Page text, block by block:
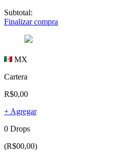
Subtotal:
Finalizar compra
MX
Cartera
R$0,00
+ Agregar
0 Drops
(R$00,00)